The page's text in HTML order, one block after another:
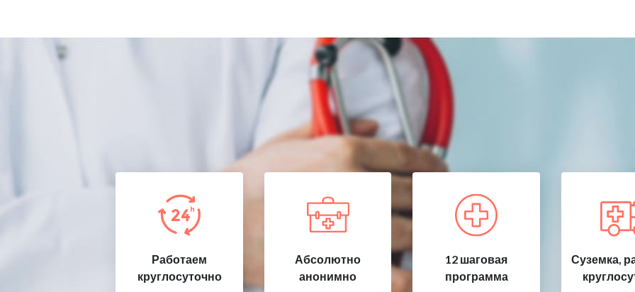
Работаем
круглосуточно
Абсолютно
анонимно
12 шаговая
программа
Суземка,